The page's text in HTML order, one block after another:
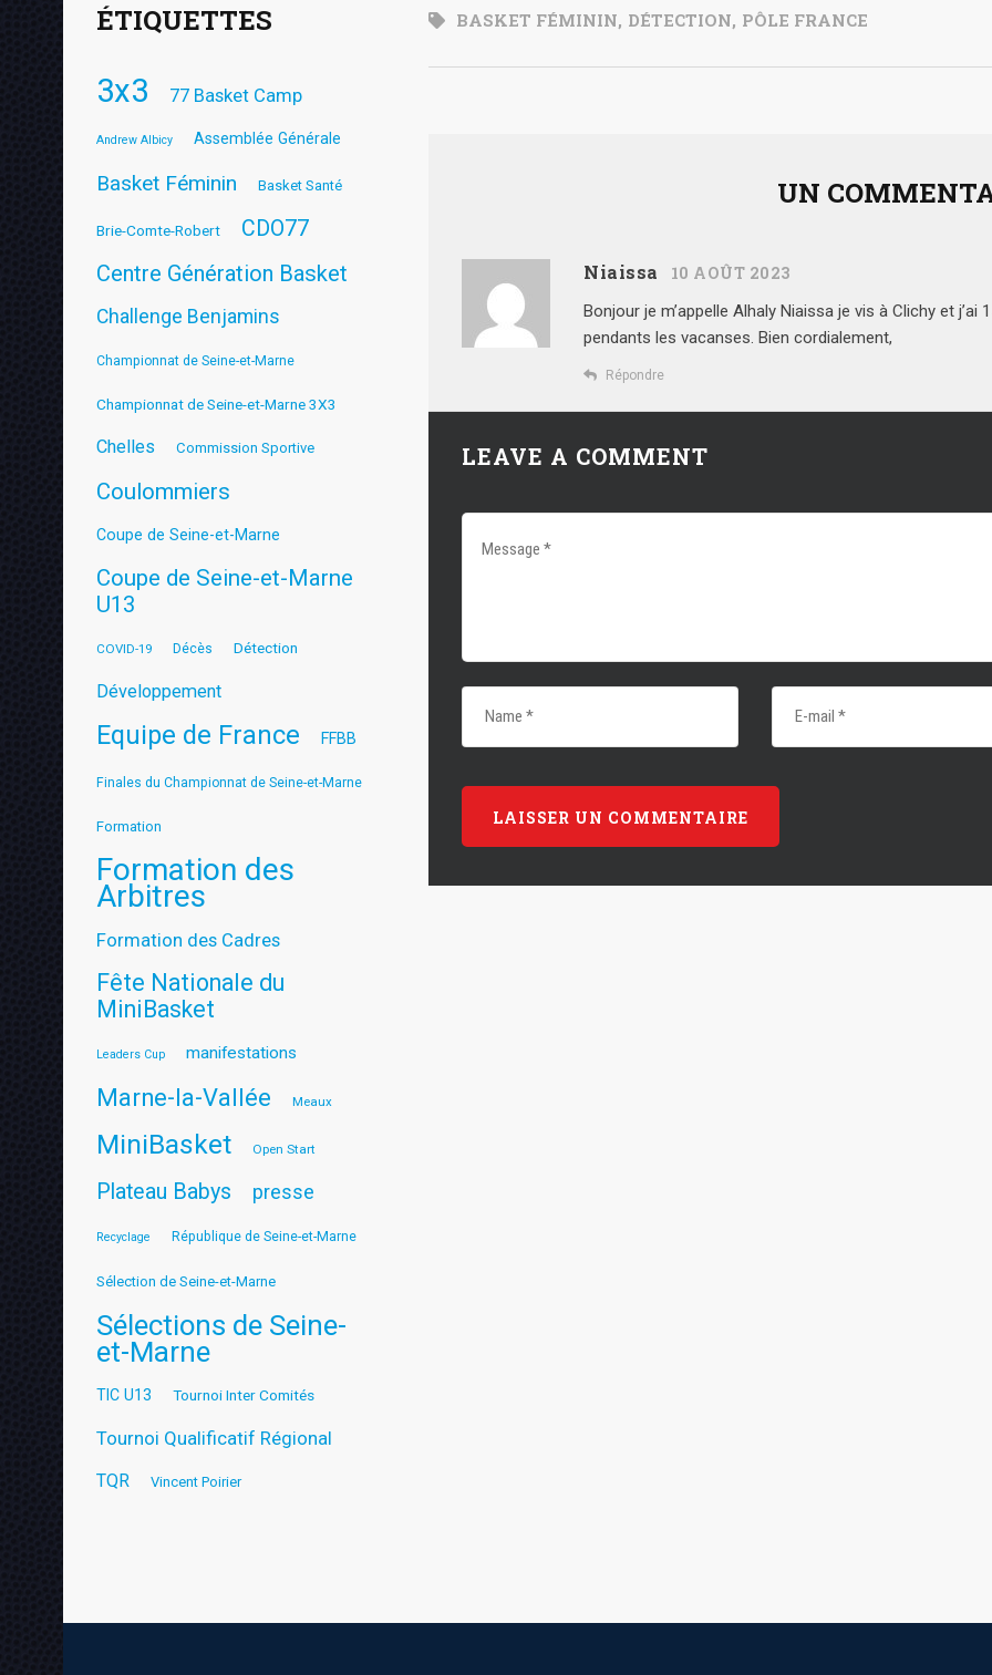
BASKET FÉMININ, DÉTECTION, PÔLE FRANCE
UN
Niaissa 10 AOÛT 2023
Bonjour je m’appelle Alhaly Niaissa je vis à Clichy et
pendants les vacanses. Bien cordialement,
Répondre
LEAVE A COMMENT
ÉTIQUETTES
3x3 77 Basket Camp
Andrew Albicy Assemblée Générale
Basket Féminin Basket Santé
Brie-Comte-Robert CDO77
Centre Génération Basket
Challenge Benjamins
Championnat de Seine-et-Marne
Championnat de Seine-et-Marne 3X3
Chelles Commission Sportive
Coulommiers
Coupe de Seine-et-Marne
Coupe de Seine-et-Marne
U13
COVID-19 Décès Détection
Développement
Equipe de France FFBB
Finales du Championnat de Seine-et-Marne
Formation
Formation des
Arbitres
Formation des Cadres
Fête Nationale du
MiniBasket
Leaders Cup manifestations
Marne-la-Vallée Meaux
MiniBasket Open Start
Plateau Babys presse
Recyclage République de Seine-et-Marne
Sélection de Seine-et-Marne
Sélections de Seine-
et-Marne
TIC U13 Tournoi Inter Comités
Tournoi Qualificatif Régional
TQR Vincent Poirier